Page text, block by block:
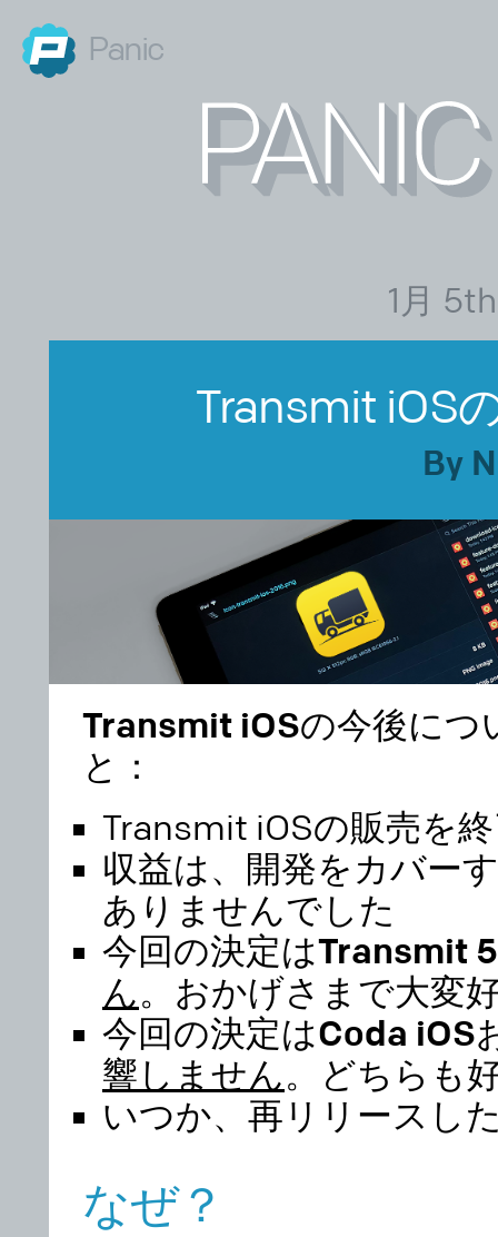
Panic
1月
Transmit iOS
By
Transmit iOSの今後につ
と：
Transmit iOSの販売を
収益は、開発をカバー
ありませんでした
今回の決定はTransmit
ん。 おかげさまで大変
今回の決定はCoda iOS
響しません。
どちらも
いつか、再リリースし
なぜ？